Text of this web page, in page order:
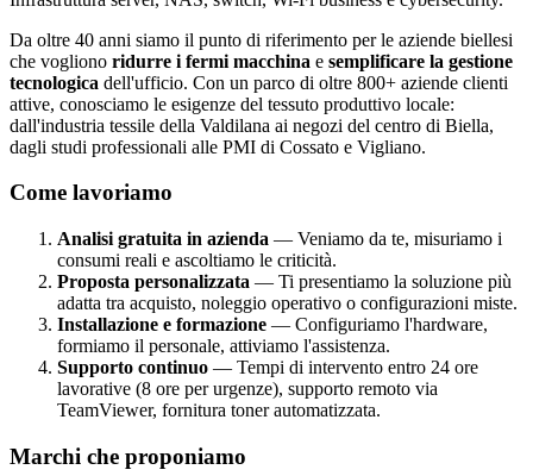
Da oltre 40 anni siamo il punto di riferimento per le aziende biellesi
che vogliono ridurre i fermi macchina e semplificare la gestione
tecnologica dell'ufficio. Con un parco di oltre 800+ aziende clienti
attive, conosciamo le esigenze del tessuto produttivo locale:
dall'industria tessile della Valdilana ai negozi del centro di Biella,
dagli studi professionali alle PMI di Cossato e Vigliano.
Come lavoriamo
Analisi gratuita in azienda — Veniamo da te, misuriamo i
consumi reali e ascoltiamo le criticità.
Proposta personalizzata — Ti presentiamo la soluzione più
adatta tra acquisto, noleggio operativo o configurazioni miste.
Installazione e formazione — Configuriamo l'hardware,
formiamo il personale, attiviamo l'assistenza.
Supporto continuo — Tempi di intervento entro 24 ore
lavorative (8 ore per urgenze), supporto remoto via
TeamViewer, fornitura toner automatizzata.
Marchi che proponiamo